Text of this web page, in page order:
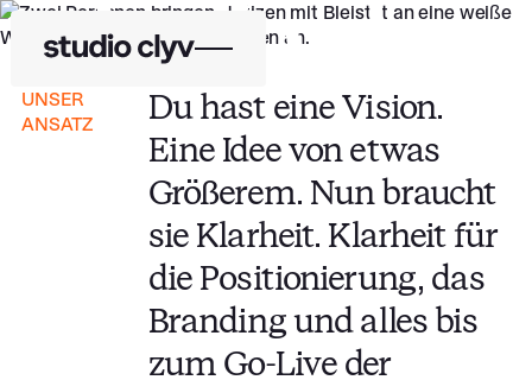
UNSER
ANSATZ
Du hast eine Vision.
Eine Idee von etwas
Größerem. Nun braucht
sie Klarheit. Klarheit für
die Positionierung, das
Branding und alles bis
zum Go-Live der